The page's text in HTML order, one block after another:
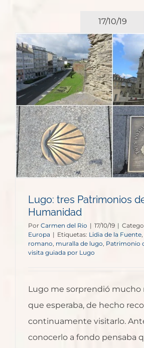
17/10/19
Lugo: tres Patrimonios
Humanidad
Por Carmen del Rio | 17/10/19 |
Europa | Etiquetas: Lidia de la Fuente,
romano, muralla de lugo, Patrimonio
visita guiada por Lugo
Lugo me sorprendió mucho
que esperaba, de hecho
continuamente visitarlo.
conocerlo a fondo pensaba